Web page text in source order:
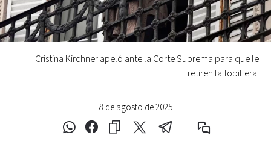
8 de agosto de 2025
Cristina Kirchner apeló ante la Corte Suprema para que le
retiren la tobillera.